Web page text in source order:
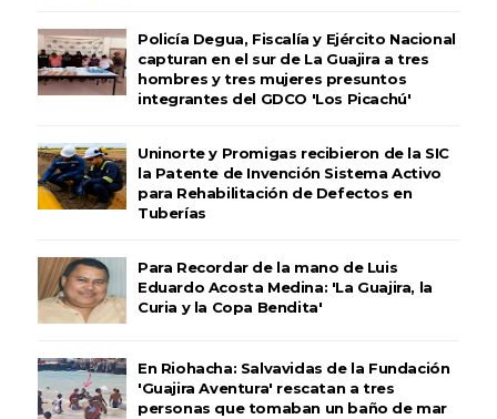
Policía Degua, Fiscalía y Ejército Nacional
capturan en el sur de La Guajira a tres
hombres y tres mujeres presuntos
integrantes del GDCO 'Los Picachú'
Uninorte y Promigas recibieron de la SIC
la Patente de Invención Sistema Activo
para Rehabilitación de Defectos en
Tuberías
Para Recordar de la mano de Luis
Eduardo Acosta Medina: 'La Guajira, la
Curia y la Copa Bendita'
En Riohacha: Salvavidas de la Fundación
'Guajira Aventura' rescatan a tres
personas que tomaban un baño de mar